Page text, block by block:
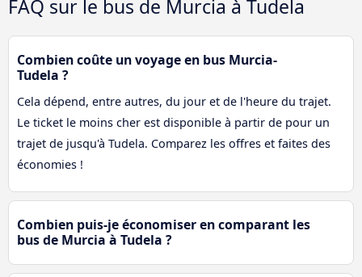
FAQ sur le bus de Murcia à Tudela
Combien coûte un voyage en bus Murcia-
Tudela ?
Cela dépend, entre autres, du jour et de l'heure du trajet.
Le ticket le moins cher est disponible à partir de pour un
trajet de jusqu'à Tudela. Comparez les offres et faites des
économies !
Combien puis-je économiser en comparant les
bus de Murcia à Tudela ?